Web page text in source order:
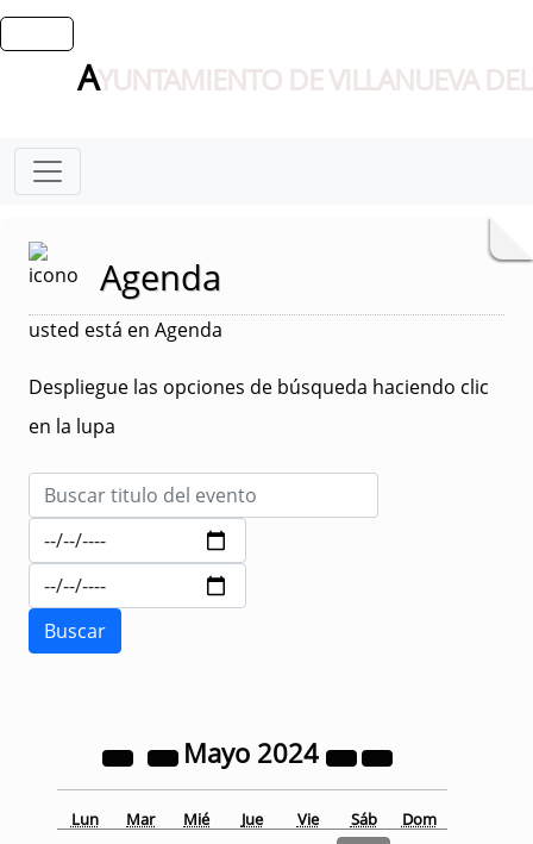
AYUNTAMIENTO DE VILLANUEVA
Agenda
usted está en Agenda
Despliegue las opciones de búsqueda haciendo clic
en la lupa
Mayo 2024
Lun Mar Mié Jue Vie Sáb Dom